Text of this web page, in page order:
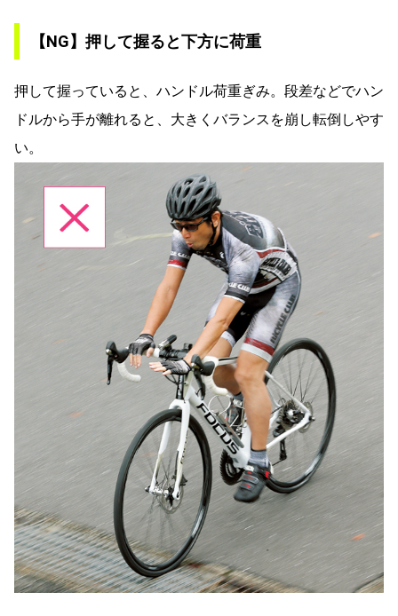
【NG】押して握ると下方に荷重
押して握っていると、ハンドル荷重ぎみ。段差などでハン
ドルから手が離れると、大きくバランスを崩し転倒しやす
い。